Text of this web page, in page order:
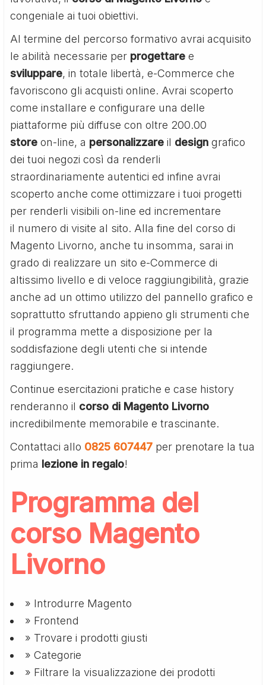
congeniale ai tuoi obiettivi.
Al termine del percorso formativo avrai acquisito
le abilità necessarie per progettare e
sviluppare, in totale libertà, e-Commerce che
favoriscono gli acquisti online. Avrai scoperto
come installare e configurare una delle
piattaforme più diffuse con oltre 200.00
storeon-line, a personalizzare il design grafico
dei tuoi negozi così da renderli
straordinariamente autentici ed infine avrai
scoperto anche come ottimizzare i tuoi progetti
per renderli visibili on-line ed incrementare
il numero di visite al sito. Alla fine del corso di
Magento Livorno, anche tu insomma, sarai in
grado di realizzare un sito e-Commerce di
altissimo livello e di veloce raggiungibilità, grazie
anche ad un ottimo utilizzo del pannello grafico e
soprattutto sfruttando appieno gli strumenti che
il programma mette a disposizione per la
soddisfazione degli utenti che si intende
raggiungere.
Continue esercitazioni pratiche e case history
renderanno il corso di Magento Livorno
incredibilmente memorabile e trascinante.
Contattaci allo 0825 607447 per prenotare la tua
prima lezione in regalo!
Programma del
corso Magento
Livorno
» Introdurre Magento
» Frontend
» Trovare i prodotti giusti
» Categorie
» Filtrare la visualizzazione dei prodotti